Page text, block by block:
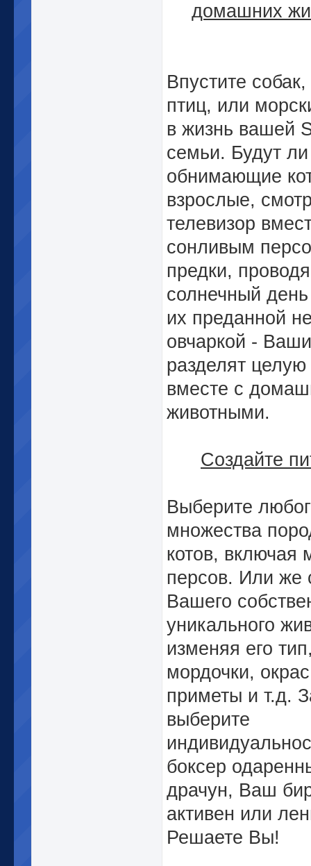
домашних
Впустите собак,
птиц, или
в жизнь вашей
семьи. Будут
обнимающие
взрослые,
телевизор
сонливым
предки,
солнечный
их преданной
овчаркой -
разделят
вместе с
животными.
Создайте
Выберите
множества
котов, включая
персов. Или же
Вашего
уникального
изменяя его
мордочки,
приметы и т.д.
выберите
боксер
драчун, Ваш
активен или
Решаете Вы!